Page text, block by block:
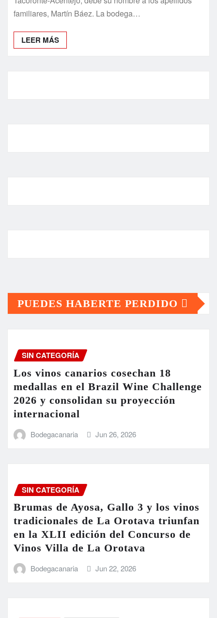
familiares, Martín Báez. La bodega…
LEER MÁS
PUEDES HABERTE PERDIDO
SIN CATEGORÍA
Los vinos canarios cosechan 18
medallas en el Brazil Wine Challenge
2026 y consolidan su proyección
internacional
Bodegacanaria Jun 26, 2026
SIN CATEGORÍA
Brumas de Ayosa, Gallo 3 y los vinos
tradicionales de La Orotava triunfan
en la XLII edición del Concurso de
Vinos Villa de La Orotava
Bodegacanaria Jun 22, 2026